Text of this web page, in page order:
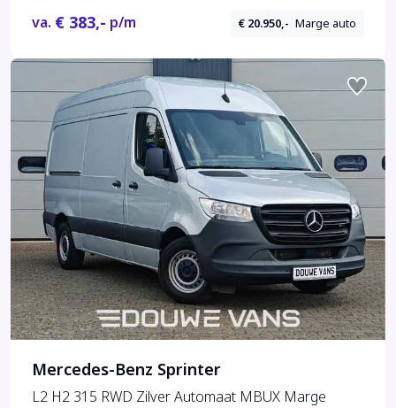
va. € 383,- p/m € 20.950,- Marge auto
Mercedes-Benz Sprinter
L2 H2 315 RWD Zilver Automaat MBUX Marge